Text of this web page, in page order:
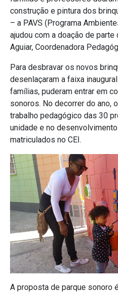
construção e pintura dos
– a PAVS (Programa
ajudou com a doação de
Aguiar, Coordenadora
Para desbravar os novos
desenlaçaram a faixa
famílias, puderam entrar em
sonoros. No decorrer do ano,
trabalho pedagógico das 30
unidade e no
matriculados no CEI.
A proposta de parque sonoro